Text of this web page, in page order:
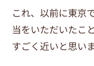
これ、以前に東京
当をいただいたこ
すごく近いと思い